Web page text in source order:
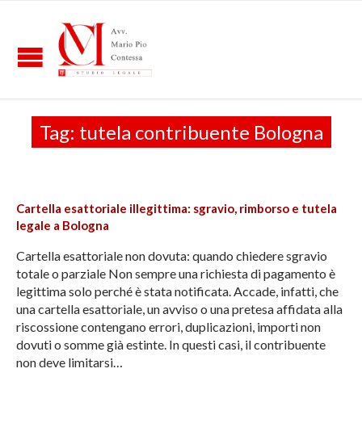
Tag: tutela contribuente Bologna
Cartella esattoriale illegittima: sgravio, rimborso e tutela
legale a Bologna
Cartella esattoriale non dovuta: quando chiedere sgravio
totale o parziale Non sempre una richiesta di pagamento è
legittima solo perché è stata notificata. Accade, infatti, che
una cartella esattoriale, un avviso o una pretesa affidata alla
riscossione contengano errori, duplicazioni, importi non
dovuti o somme già estinte. In questi casi, il contribuente
non deve limitarsi…